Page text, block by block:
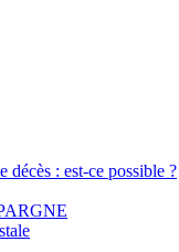
décès : est-ce possible ?